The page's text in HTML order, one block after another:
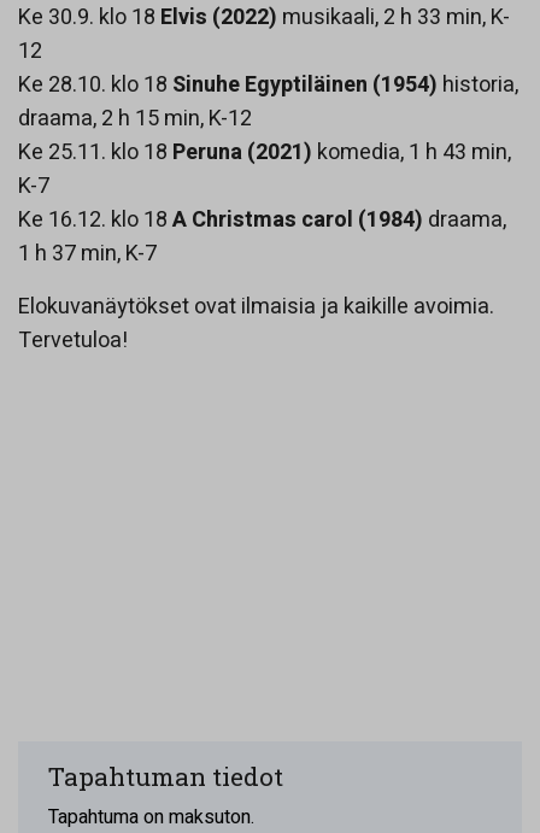
Ke 30.9. klo 18 Elvis (2022) musikaali, 2 h 33 min, K-
12
Ke 28.10. klo 18 Sinuhe Egyptiläinen (1954) historia,
draama, 2 h 15 min, K-12
Ke 25.11. klo 18 Peruna (2021) komedia, 1 h 43 min,
K-7
Ke 16.12. klo 18A Christmas carol (1984) draama,
1 h 37 min, K-7
Elokuvanäytökset ovat ilmaisia ja kaikille avoimia.
Tervetuloa!
Tapahtuman tiedot
Tapahtuma on maksuton.